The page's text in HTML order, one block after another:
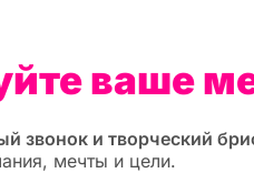
ваше
звонок и творческий
мечты и цели.